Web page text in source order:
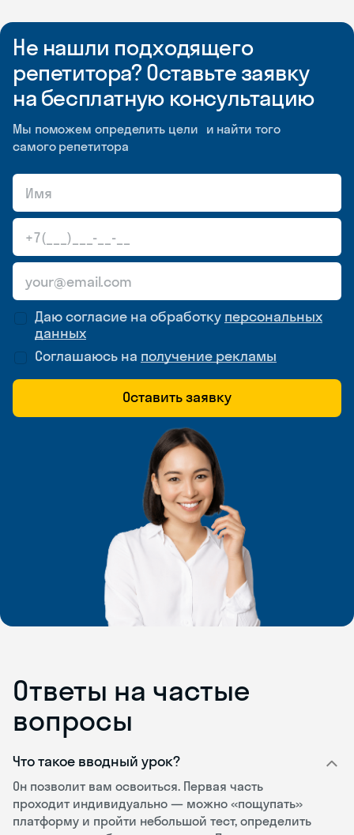
Не нашли подходящего
репетитора? Оставьте заявку
на бесплатную консультацию
Мы поможем определить цели и найти того
самого репетитора
Даю согласие на обработку персональных
данных
Соглашаюсь на получение рекламы
Оставить заявку
Ответы на частые
вопросы
Что такое вводный урок?
Он позволит вам освоиться. Первая часть
проходит индивидуально — можно «пощупать»
платформу и пройти небольшой тест, определить